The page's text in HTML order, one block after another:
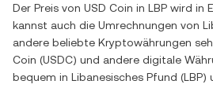
Der Preis von USD Coin in LBP wird in
kannst auch die Umrechnungen von
andere beliebte Kryptowährungen
Coin (USDC) und andere digitale
bequem in Libanesisches Pfund (LBP)